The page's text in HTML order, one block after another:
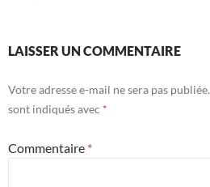
LAISSER UN COMMENTAIRE
Votre adresse e-mail ne sera pas publiée.
sont indiqués avec *
Commentaire *